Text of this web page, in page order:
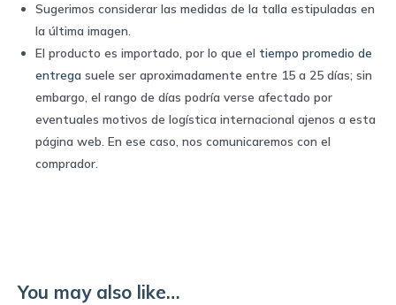
Sugerimos considerar las medidas de la talla estipuladas en
la última imagen.
El producto es importado, por lo que el tiempo promedio de
entrega suele ser aproximadamente entre 15 a 25 días; sin
embargo, el rango de días podría verse afectado por
eventuales motivos de logística internacional ajenos a esta
página web. En ese caso, nos comunicaremos con el
comprador.
You may also like…